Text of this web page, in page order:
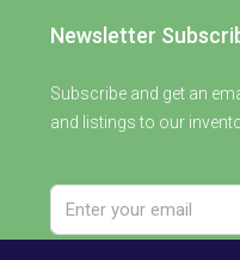
Newsletter
Subscribe and get an
and listings to our